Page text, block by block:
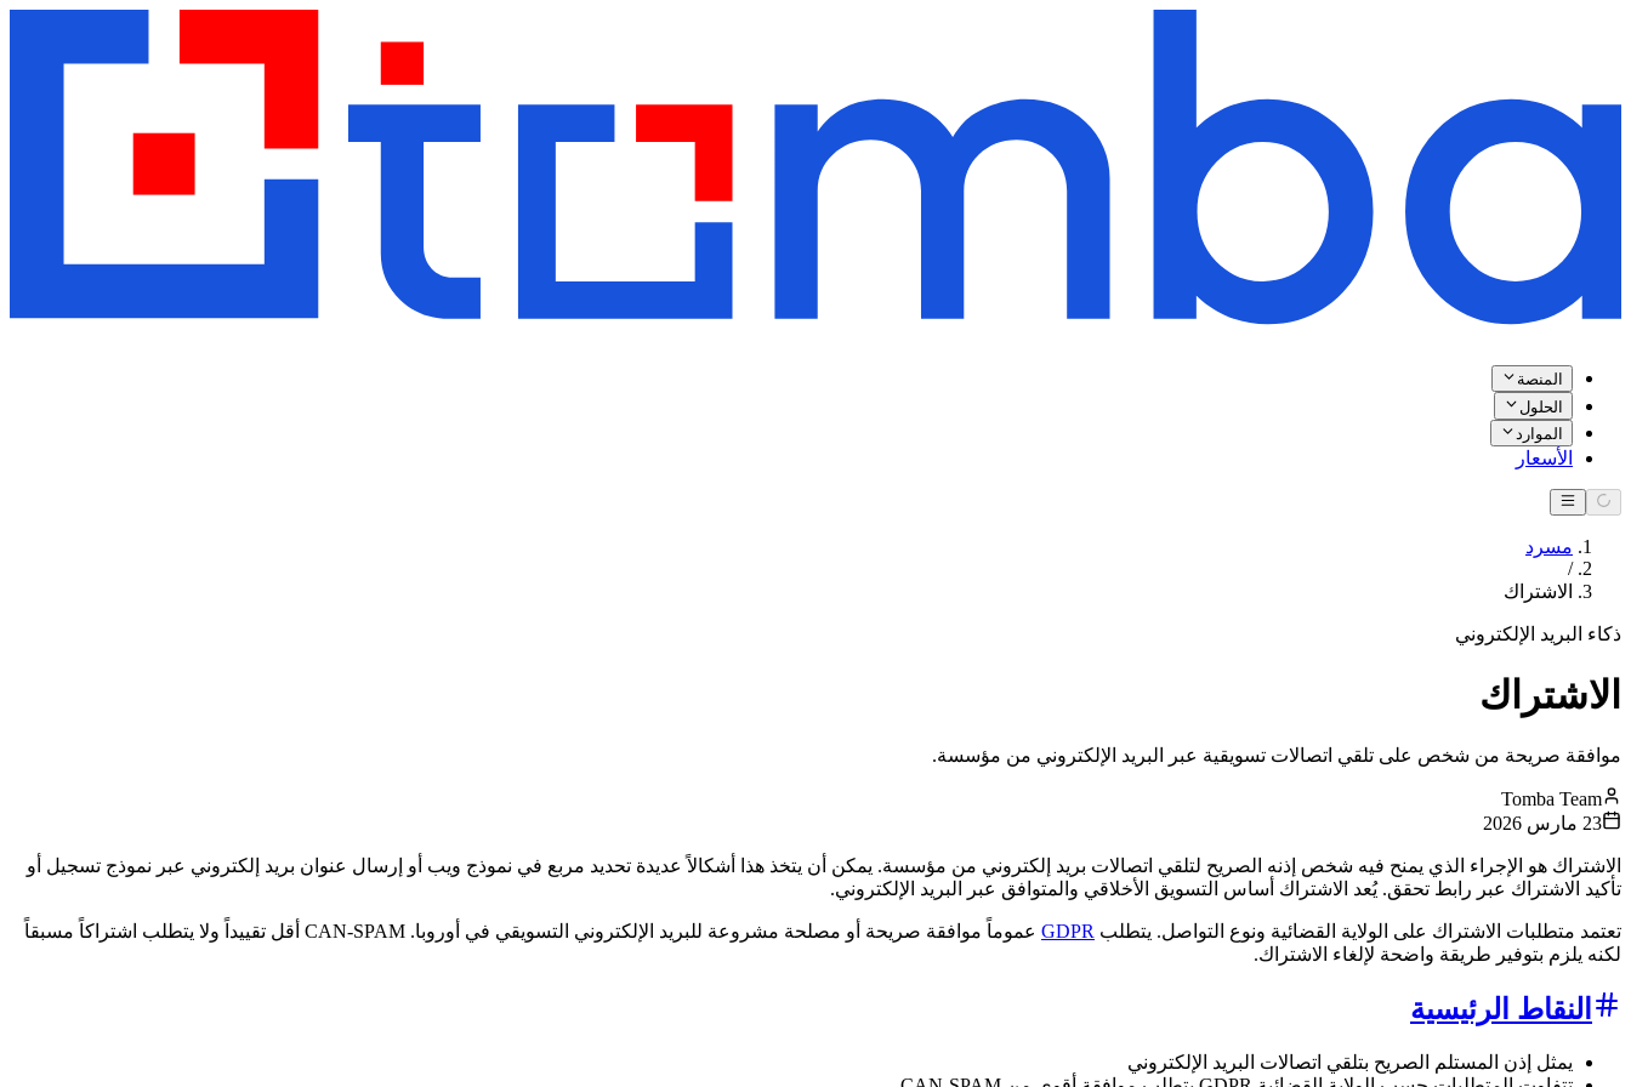
المنصة
الحلول
الموارد
الأسعار
مسرد
/
الاشتراك
ذكاء البريد الإلكتروني
الاشتراك
موافقة صريحة من شخص على تلقي اتصالات تسويقية عبر البريد الإلكتروني من مؤسسة.
Tomba Team
23 مارس 2026
الاشتراك هو الإجراء الذي يمنح فيه شخص إذنه الصريح لتلقي اتصالات بريد إلكتروني من مؤسسة. يمكن أن يتخذ هذا أشكالاً عديدة تحديد مربع في نموذج ويب أو إرسال عنوان بريد إلكتروني عبر نموذج تسجيل أو
تأكيد الاشتراك عبر رابط تحقق. يُعد الاشتراك أساس التسويق الأخلاقي والمتوافق عبر البريد الإلكتروني.
تعتمد متطلبات الاشتراك على الولاية القضائية ونوع التواصل. يتطلب GDPR
عموماً موافقة صريحة أو مصلحة مشروعة للبريد الإلكتروني التسويقي في أوروبا. CAN-SPAM أقل تقييداً ولا يتطلب اشتراكاً مسبقاً
لكنه يلزم بتوفير طريقة واضحة لإلغاء الاشتراك.
النقاط الرئيسية
يمثل إذن المستلم الصريح بتلقي اتصالات البريد الإلكتروني